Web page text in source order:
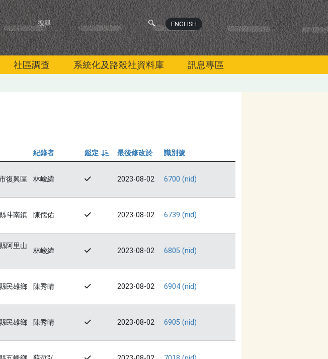
ENGLISH
社區調查 系統化及路殺社資料庫 訊息專區
紀錄者
鑑定
由小到大
最後修改於 識別號
復興區 林峻緯 2023-08-02 6700 (nid)
斗南鎮 陳儒佑 2023-08-02 6739 (nid)
阿里山
林峻緯 2023-08-02 6805 (nid)
民雄鄉 陳秀晴 2023-08-02 6904 (nid)
民雄鄉 陳秀晴 2023-08-02 6905 (nid)